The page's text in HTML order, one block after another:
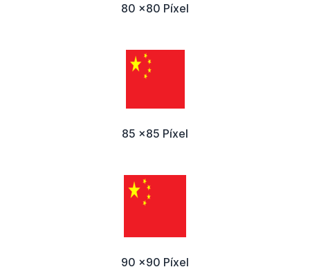
80 x80 Píxel
85 x85 Píxel
90 x90 Píxel